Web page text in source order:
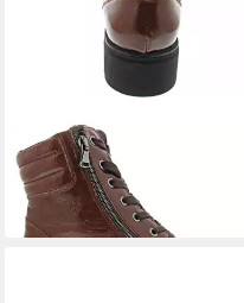
WALDLÄUFER
Schnürstiefelette
135,00 €